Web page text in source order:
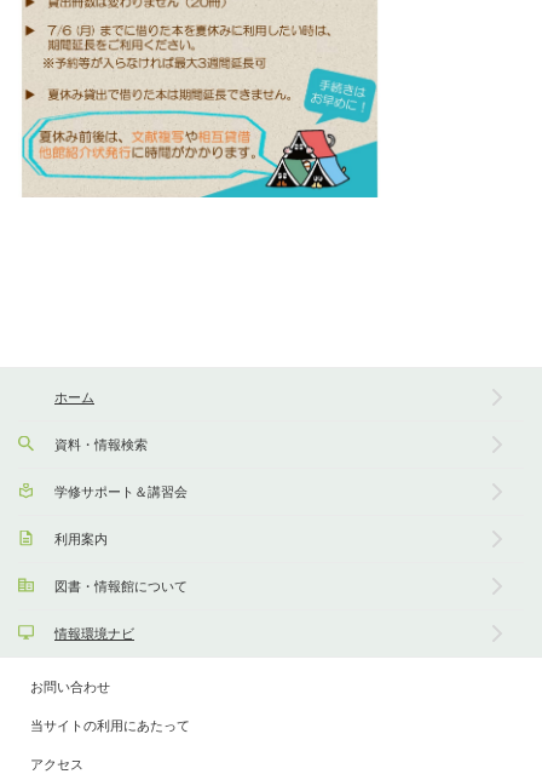
ホーム
資料・情報検索
学修サポート＆講習会
利用案内
図書・情報館について
情報環境ナビ
お問い合わせ
当サイトの利用にあたって
アクセス